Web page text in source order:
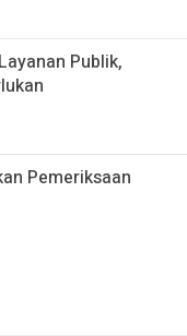
Publik,
Pemeriksaan